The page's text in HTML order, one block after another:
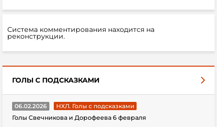
Система комментирования находится на
реконструкции.
ГОЛЫ С ПОДСКАЗКАМИ
06.02.2026
НХЛ. Голы с подсказками
Голы Свечникова и Дорофеева 6 февраля